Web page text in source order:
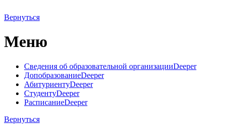
Вернуться
Меню
Сведения об образовательной организацииDeeper
ДопобразованиеDeeper
АбитуриентуDeeper
СтудентуDeeper
РасписаниеDeeper
Вернуться